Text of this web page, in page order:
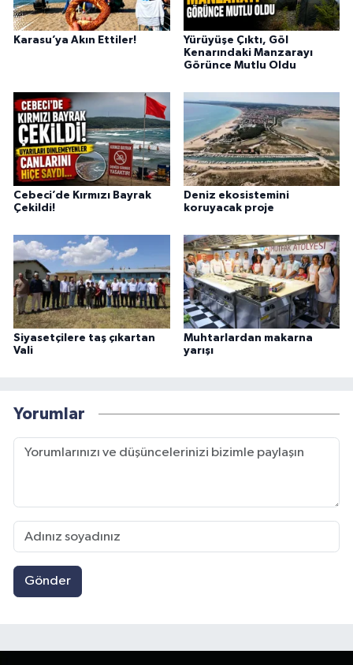
Karasu’ya Akın Ettiler!
Yürüyüşe Çıktı, Göl
Kenarındaki Manzarayı
Görünce Mutlu Oldu
Cebeci’de Kırmızı Bayrak
Çekildi!
Deniz ekosistemini
koruyacak proje
Siyasetçilere taş çıkartan
Vali
Muhtarlardan makarna
yarışı
Yorumlar
Gönder